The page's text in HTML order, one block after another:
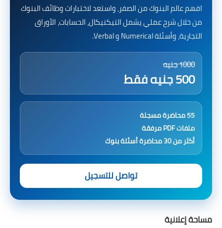
افهم عالم البنوك من الصفر، واستعد لاختبارات وظائف البنوك
من خلال شرح عملي يشمل التيكنيكال، الحسابات، الأوراق
التجارية، وأسئلة Numerical و Verbal.
1000 جنيه
500 جنيه فقط
55 محاضرة مسجلة
ملفات PDF مرفقة
أكثر من 30 محاضرة أسئلة بنوك
تواصل للتسجيل
مساحة إعلانية